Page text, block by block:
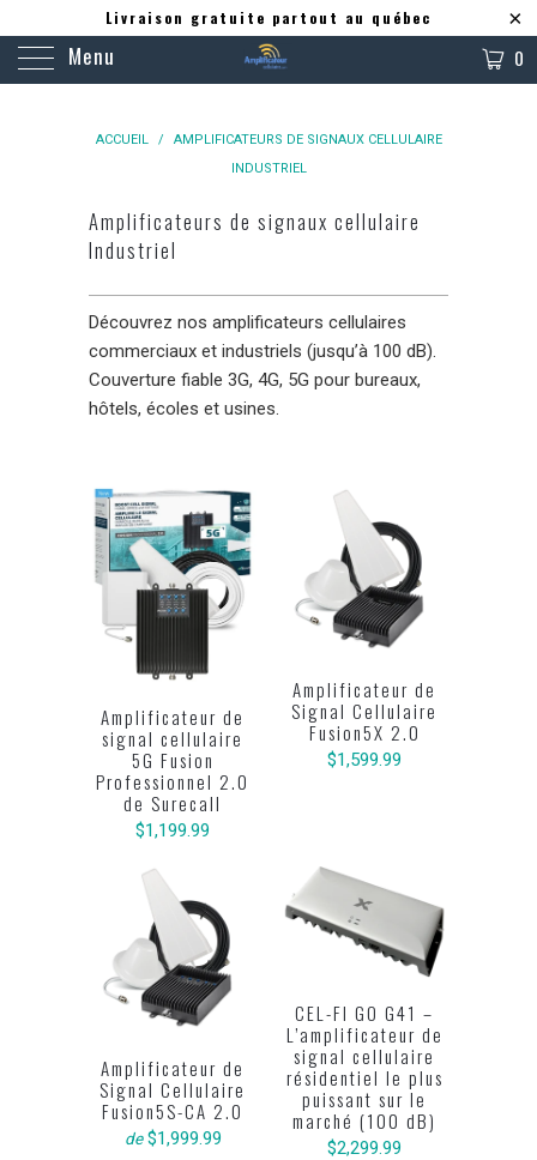
Livraison gratuite partout au québec
Menu 0
ACCUEIL /
AMPLIFICATEURS DE SIGNAUX CELLULAIRE
INDUSTRIEL
Amplificateurs de signaux cellulaire
Industriel
Découvrez nos amplificateurs cellulaires
commerciaux et industriels (jusqu’à 100 dB).
Couverture fiable 3G, 4G, 5G pour bureaux,
hôtels, écoles et usines.
Amplificateur de
signal cellulaire
5G Fusion
Professionnel 2.0
de Surecall
$1,199.99
Amplificateur de
Signal Cellulaire
Fusion5X 2.0
$1,599.99
Amplificateur de
Signal Cellulaire
Fusion5S-CA 2.0
de $1,999.99
CEL-FI GO G41 –
L’amplificateur de
signal cellulaire
résidentiel le plus
puissant sur le
marché (100 dB)
$2,299.99